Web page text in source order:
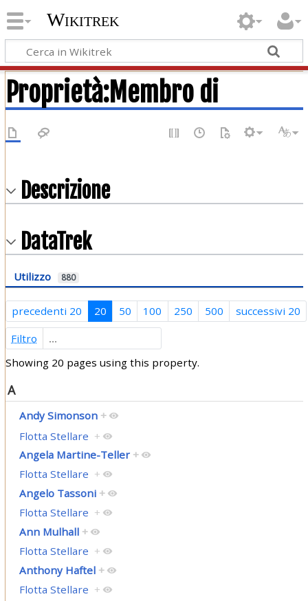
Wikitrek
Proprietà:Membro di
Descrizione
DataTrek
Utilizzo 880
precedenti 20 20 50 100 250 500
successivi 20
Filtro
Showing 20 pages using this property.
A
Andy Simonson +
Flotta Stellare +
Angela Martine-Teller +
Flotta Stellare +
Angelo Tassoni +
Flotta Stellare +
Ann Mulhall +
Flotta Stellare +
Anthony Haftel +
Flotta Stellare +